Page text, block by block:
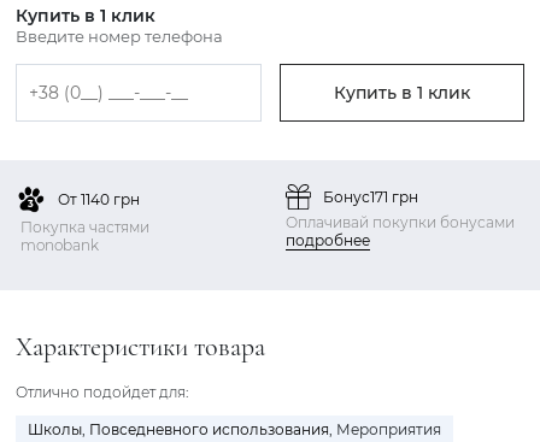
Купить в 1 клик
Введите номер телефона
Купить в 1 клик
От 1140 грн
Покупка частями
monobank
Бонус171 грн
Оплачивай покупки бонусами
подробнее
Характеристики товара
Отлично подойдет для:
Школы, Повседневного использования, Мероприятия